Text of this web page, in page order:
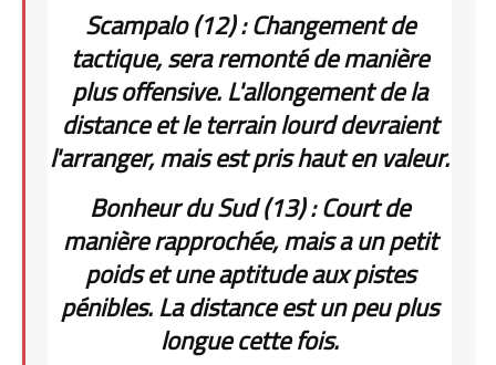
Scampalo (12) : Changement de
tactique, sera remonté de manière
plus offensive. L'allongement de la
distance et le terrain lourd devraient
l'arranger, mais est pris haut en valeur.
Bonheur du Sud (13) : Court de
manière rapprochée, mais a un petit
poids et une aptitude aux pistes
pénibles. La distance est un peu plus
longue cette fois.